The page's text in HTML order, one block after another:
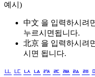
예시)
中文 을 입력하시려
누르시면됩니다.
北京 을 입력하시려
시면 됩니다.
ㅥ ㅦ ㅧ ㅨ ㅩ ㅪ ㅫ ㅬ ㅭ